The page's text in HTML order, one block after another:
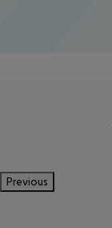
Previous